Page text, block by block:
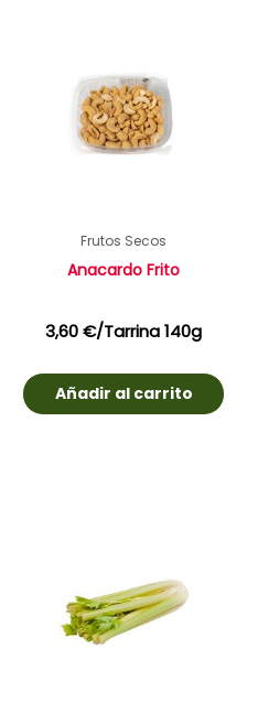
Frutos Secos
Anacardo Frito
3,60€/Tarrina 140g
Añadir al carrito